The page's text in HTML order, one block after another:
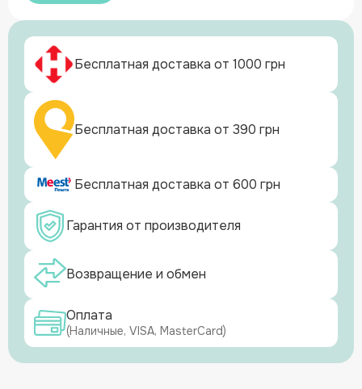
Бесплатная доставка от 1000 грн
Бесплатная доставка от 390 грн
Бесплатная доставка от 600 грн
Гарантия от производителя
Возвращение и обмен
Оплата
(Наличные, VISA, MasterCard)